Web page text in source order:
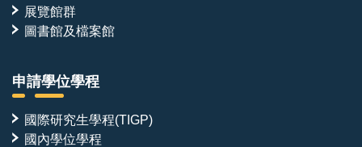
展覽館群
圖書館及檔案館
申請學位學程
國際研究生學程(TIGP)
國內學位學程